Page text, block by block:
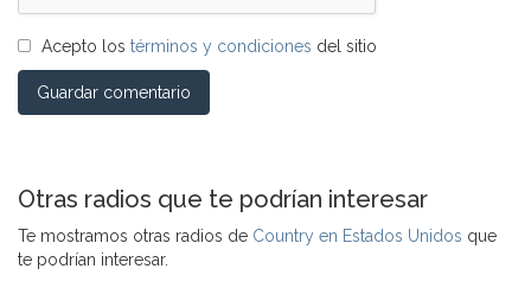
Acepto los términos y condiciones del sitio
Guardar comentario
Otras radios que te podrían interesar
Te mostramos otras radios de Country en Estados Unidos que
te podrían interesar.